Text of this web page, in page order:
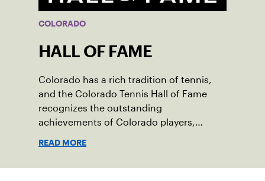
COLORADO
HALL OF FAME
Colorado has a rich tradition of tennis,
and the Colorado Tennis Hall of Fame
recognizes the outstanding
achievements of Colorado players,
READ MORE